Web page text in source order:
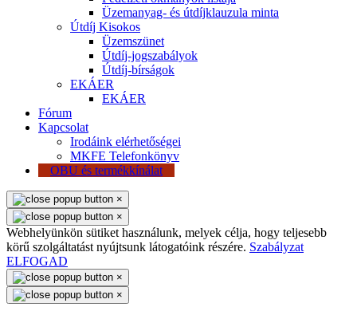
Üzemanyag- és útdíjklauzula minta
Útdíj Kisokos
Üzemszünet
Útdíj-jogszabályok
Útdíj-bírságok
EKÁER
EKÁER
Fórum
Kapcsolat
Irodáink elérhetőségei
MKFE Telefonkönyv
OBU és termékkínálat
×
×
Webhelyünkön sütiket használunk, melyek célja, hogy teljesebb
körű szolgáltatást nyújtsunk látogatóink részére. Szabályzat
ELFOGAD
×
×